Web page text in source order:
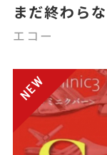
まだ終わら
エコー